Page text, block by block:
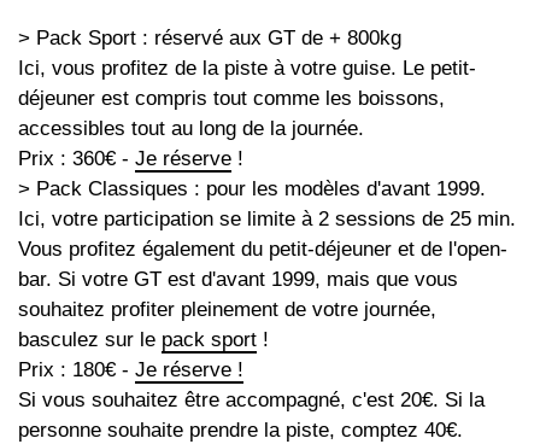
> Pack Sport : réservé aux GT de + 800kg
Ici, vous profitez de la piste à votre guise. Le petit-
déjeuner est compris tout comme les boissons,
accessibles tout au long de la journée.
Prix : 360€ - Je réserve !
> Pack Classiques : pour les modèles d'avant 1999.
Ici, votre participation se limite à 2 sessions de 25 min.
Vous profitez également du petit-déjeuner et de l'open-
bar. Si votre GT est d'avant 1999, mais que vous
souhaitez profiter pleinement de votre journée,
basculez sur le pack sport !
Prix : 180€ - Je réserve !
Si vous souhaitez être accompagné, c'est 20€. Si la
personne souhaite prendre la piste, comptez 40€.